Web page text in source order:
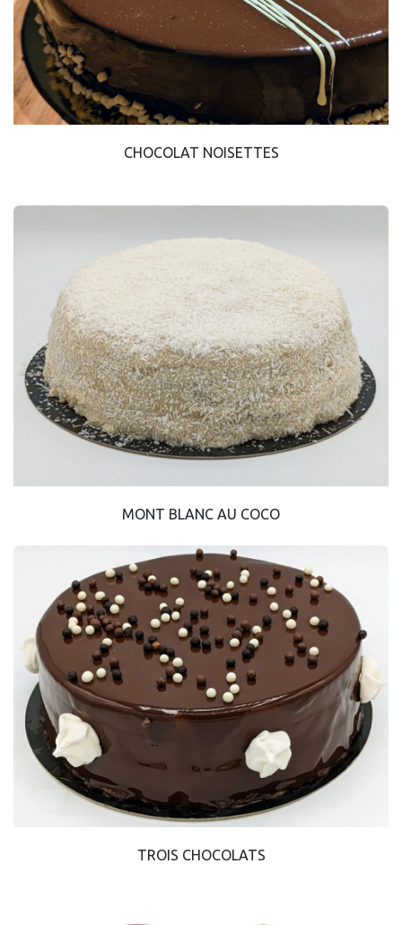
CHOCOLAT NOISETTES
MONT BLANC AU COCO
TROIS CHOCOLATS